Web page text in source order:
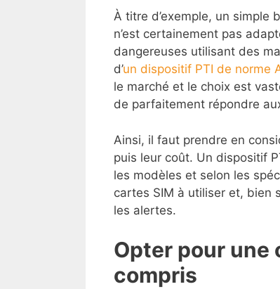
À titre d’exemple, un simple
n’est certainement pas
dangereuses utilisant des
d’un dispositif PTI de norme
le marché et le choix est
de parfaitement répondre
Ainsi, il faut prendre en
puis leur coût. Un dispositif
les modèles et selon les
cartes SIM à utiliser et, bien
les alertes.
Opter pour une
compris